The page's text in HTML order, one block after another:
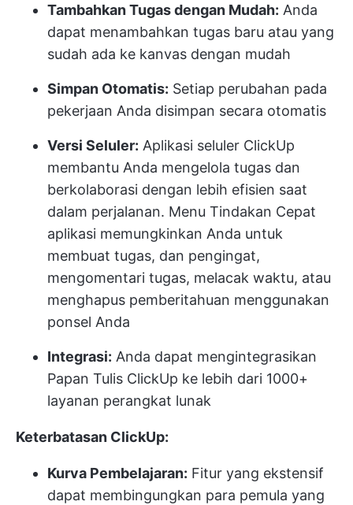
Tambahkan Tugas dengan Mudah: Anda
dapat menambahkan tugas baru atau yang
sudah ada ke kanvas dengan mudah
Simpan Otomatis: Setiap perubahan pada
pekerjaan Anda disimpan secara otomatis
Versi Seluler: Aplikasi seluler ClickUp
membantu Anda mengelola tugas dan
berkolaborasi dengan lebih efisien saat
dalam perjalanan. Menu Tindakan Cepat
aplikasi memungkinkan Anda untuk
membuat tugas, dan pengingat,
mengomentari tugas, melacak waktu, atau
menghapus pemberitahuan menggunakan
ponsel Anda
Integrasi: Anda dapat mengintegrasikan
Papan Tulis ClickUp ke lebih dari 1000+
layanan perangkat lunak
Keterbatasan ClickUp:
Kurva Pembelajaran: Fitur yang ekstensif
dapat membingungkan para pemula yang